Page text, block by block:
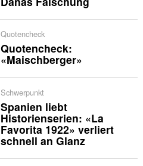
Quotencheck
Quotencheck:
«Maischberger»
Schwerpunkt
Spanien liebt
Historienserien: «La
Favorita 1922» verliert
schnell an Glanz